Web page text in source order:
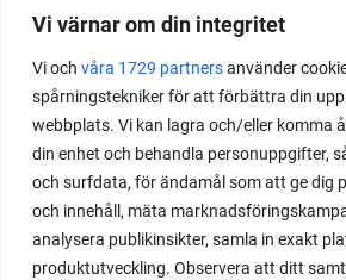
Vi värnar om din integritet
Vi och våra 1729 partnersanvänder
spårningstekniker för att förbättra din
webbplats. Vi kan lagra och/eller komma
din enhet och behandla personuppgifter,
och surfdata, för ändamål som att ge dig
och innehåll, mäta
analysera publikinsikter, samla in exakt
produktutveckling. Observera att ditt
Dåligt gödslad
LÄS MER